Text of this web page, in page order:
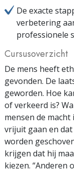
De exacte
verbetering
professionele
Cursusoverzicht
De mens heeft
gevonden. De
geworden. Hoe
of verkeerd is?
mensen de
vrijuit gaan en
worden
krijgen dat hij
kiezen. “Anderen